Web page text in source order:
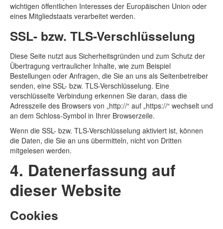
wichtigen öffentlichen Interesses der Europäischen Union oder
eines Mitgliedstaats verarbeitet werden.
SSL- bzw. TLS-Verschlüsselung
Diese Seite nutzt aus Sicherheitsgründen und zum Schutz der
Übertragung vertraulicher Inhalte, wie zum Beispiel
Bestellungen oder Anfragen, die Sie an uns als Seitenbetreiber
senden, eine SSL- bzw. TLS-Verschlüsselung. Eine
verschlüsselte Verbindung erkennen Sie daran, dass die
Adresszeile des Browsers von „http://“ auf „https://“ wechselt und
an dem Schloss-Symbol in Ihrer Browserzeile.
Wenn die SSL- bzw. TLS-Verschlüsselung aktiviert ist, können
die Daten, die Sie an uns übermitteln, nicht von Dritten
mitgelesen werden.
4. Datenerfassung auf
dieser Website
Cookies